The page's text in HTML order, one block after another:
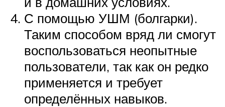
С помощью УШМ (болгарки).
Таким способом вряд ли смогут
воспользоваться неопытные
пользователи, так как он редко
применяется и требует
определённых навыков.